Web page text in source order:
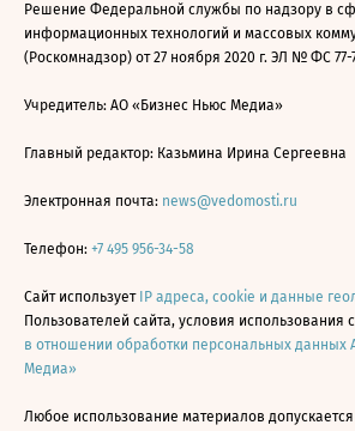
Решение Федеральной службы по надзору в
информационных технологий и массовых
(Роскомнадзор) от 27 ноября 2020 г. ЭЛ № ФС 77-
Учредитель: АО «Бизнес Ньюс Медиа»
Главный редактор: Казьмина Ирина Сергеевна
Электронная почта: news@vedomosti.ru
Телефон: +7 495 956-34-58
Сайт использует IP адреса, cookie и данные
Пользователей сайта, условия использования
в отношении обработки персональных данных
Медиа»
Любое использование материалов допускается